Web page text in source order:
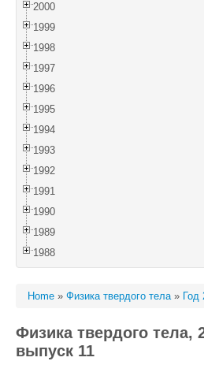
2000
1999
1998
1997
1996
1995
1994
1993
1992
1991
1990
1989
1988
Home » Физика твердого тела» Год
Физика твердого тела,
выпуск 11